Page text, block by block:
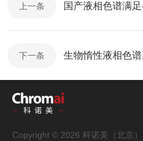
上一条 国产液相色谱满
下一条 生物惰性液相色
Copyright © 2026 科诺美（北京